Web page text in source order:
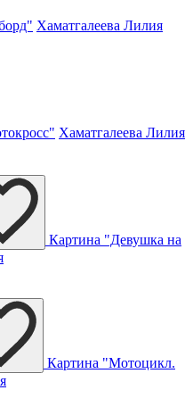
Хаматгалеева Лилия
Хаматгалеева Лилия
Картина "Девушка на
Картина "Мотоцикл.